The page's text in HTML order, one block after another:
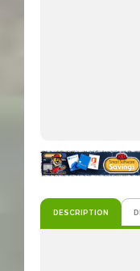
DESCRIPTION